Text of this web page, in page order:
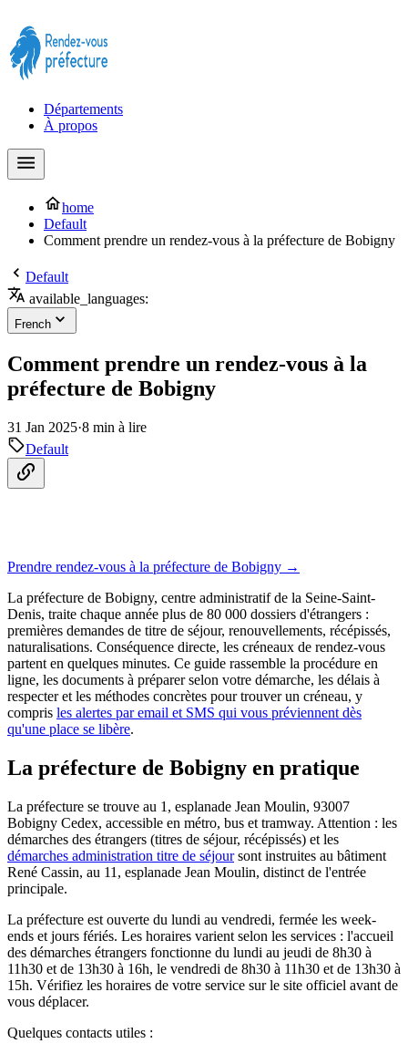
Départements
À propos
home
Default
Comment prendre un rendez-vous à la préfecture de Bobigny
Default
available_languages:
French
Comment prendre un rendez-vous à la
préfecture de Bobigny
31 Jan 2025·8 min à lire
Default
Prendre rendez-vous à la préfecture de Bobigny →
La préfecture de Bobigny, centre administratif de la Seine-Saint-
Denis, traite chaque année plus de 80 000 dossiers d'étrangers :
premières demandes de titre de séjour, renouvellements, récépissés,
naturalisations. Conséquence directe, les créneaux de rendez-vous
partent en quelques minutes. Ce guide rassemble la procédure en
ligne, les documents à préparer selon votre démarche, les délais à
respecter et les méthodes concrètes pour trouver un créneau, y
compris les alertes par email et SMS qui vous préviennent dès
qu'une place se libère.
La préfecture de Bobigny en pratique
La préfecture se trouve au 1, esplanade Jean Moulin, 93007
Bobigny Cedex, accessible en métro, bus et tramway. Attention : les
démarches des étrangers (titres de séjour, récépissés) et les
démarches administration titre de séjoursont instruites au bâtiment
René Cassin, au 11, esplanade Jean Moulin, distinct de l'entrée
principale.
La préfecture est ouverte du lundi au vendredi, fermée les week-
ends et jours fériés. Les horaires varient selon les services : l'accueil
des démarches étrangers fonctionne du lundi au jeudi de 8h30 à
11h30 et de 13h30 à 16h, le vendredi de 8h30 à 11h30 et de 13h30 à
15h. Vérifiez les horaires de votre service sur le site officiel avant de
vous déplacer.
Quelques contacts utiles :